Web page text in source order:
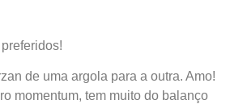
de uma argola para a outra. Amo!
momentum, tem muito do balanço